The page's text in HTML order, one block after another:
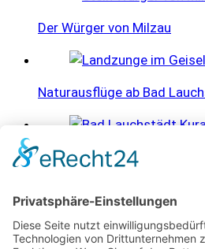
Der Würger von Milzau
Naturausflüge ab Bad
Bad Lauchstädt 2025
Grün durch den Alltag: